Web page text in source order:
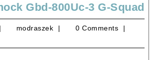
Gbd-800Uc-3 G-Squad
07/15/2026
modraszek modraszek
0 Comments